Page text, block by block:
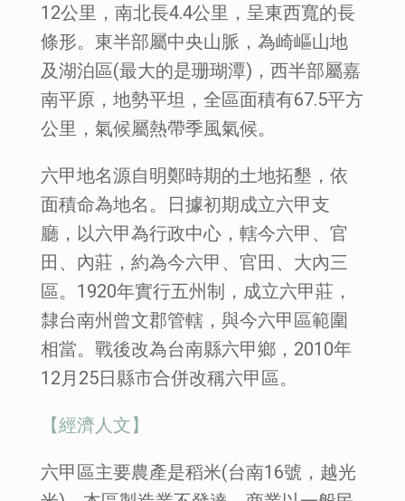
12公里，南北長4.4公里，呈東西寬的長
條形。東半部屬中央山脈，為崎嶇山地
及湖泊區(最大的是珊瑚潭)，西半部屬嘉
南平原，地勢平坦，全區面積有67.5平方
公里，氣候屬熱帶季風氣候。
六甲地名源自明鄭時期的土地拓墾，依
面積命為地名。日據初期成立六甲支
廳，以六甲為行政中心，轄今六甲、官
田、內莊，約為今六甲、官田、大內三
區。1920年實行五州制，成立六甲莊，
隸台南州曾文郡管轄，與今六甲區範圍
相當。戰後改為台南縣六甲鄉，2010年
12月25日縣市合併改稱六甲區。
【經濟人文】
六甲區主要農產是稻米(台南16號，越光